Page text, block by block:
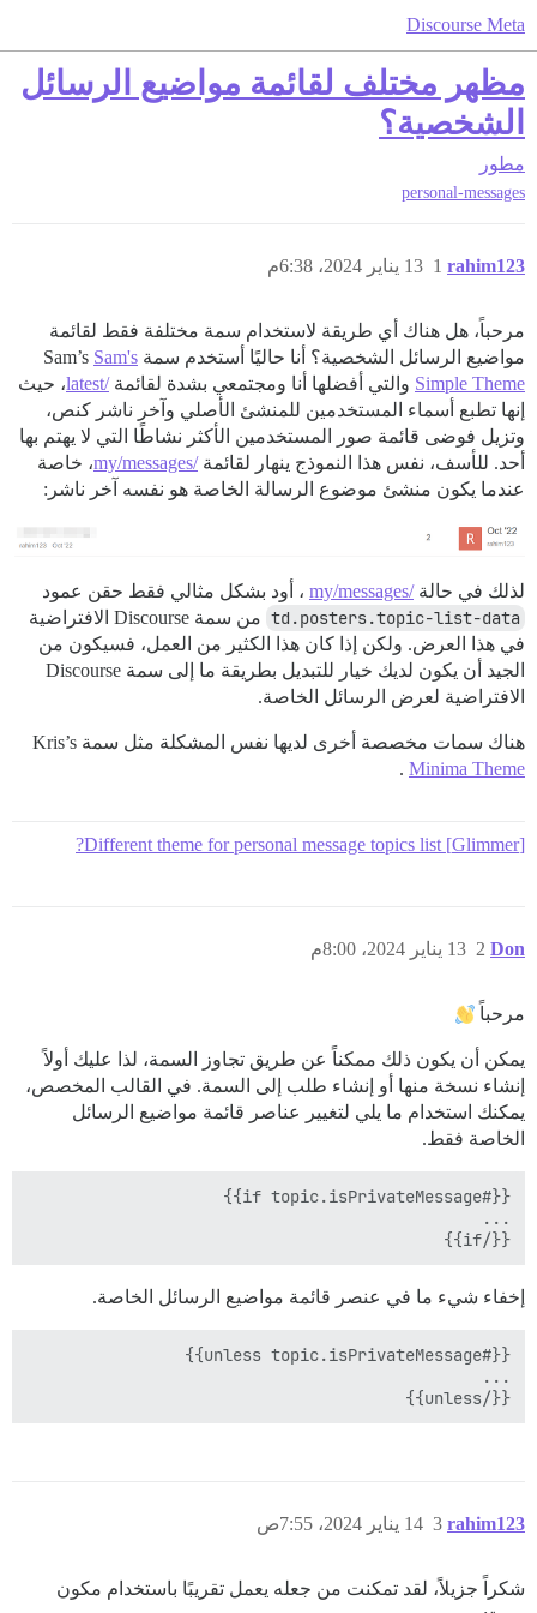
Discourse Meta
مظهر مختلف لقائمة مواضيع الرسائل
الشخصية؟
مطور
personal-messages
rahim123 13 يناير 2024، 6:38م 1
مرحباً، هل هناك أي طريقة لاستخدام سمة مختلفة فقط لقائمة
مواضيع الرسائل الشخصية؟ أنا حاليًا أستخدم سمة Sam’s Sam's
Simple Theme والتي أفضلها أنا ومجتمعي بشدة لقائمة/latest
، حيث
إنها تطبع أسماء المستخدمين للمنشئ الأصلي وآخر ناشر كنص،
وتزيل فوضى قائمة صور المستخدمين الأكثر نشاطًا التي لا يهتم بها
أحد. للأسف، نفس هذا النموذج ينهار لقائمة/my/messages
، خاصة
عندما يكون منشئ موضوع الرسالة الخاصة هو نفسه آخر ناشر:
لذلك في حالة/my/messages ، أود بشكل مثالي فقط حقن عمود
td.posters.topic-list-data
من سمة Discourse الافتراضية
في هذا العرض. ولكن إذا كان هذا الكثير من العمل، فسيكون من
الجيد أن يكون لديك خيار للتبديل بطريقة ما إلى سمة Discourse
الافتراضية لعرض الرسائل الخاصة.
هناك سمات مخصصة أخرى لديها نفس المشكلة مثل سمة Kris’s
Minima Theme
.
[Glimmer] Different theme for personal message topics list?
Don 13 يناير 2024، 8:00م 2
مرحباً
يمكن أن يكون ذلك ممكناً عن طريق تجاوز السمة، لذا عليك أولاً
إنشاء نسخة منها أو إنشاء طلب إلى السمة. في القالب المخصص،
يمكنك استخدام ما يلي لتغيير عناصر قائمة مواضيع الرسائل
الخاصة فقط.
{{/if}}
إخفاء شيء ما في عنصر قائمة مواضيع الرسائل الخاصة.
{{/unless}}
rahim123 14 يناير 2024، 7:55ص 3
شكراً جزيلاً، لقد تمكنت من جعله يعمل تقريبًا باستخدام مكون